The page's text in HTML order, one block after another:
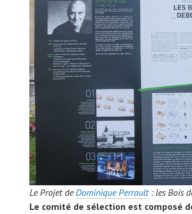
Le Projet de Dominique Perrault: les Bois
Le comité de sélection est composé